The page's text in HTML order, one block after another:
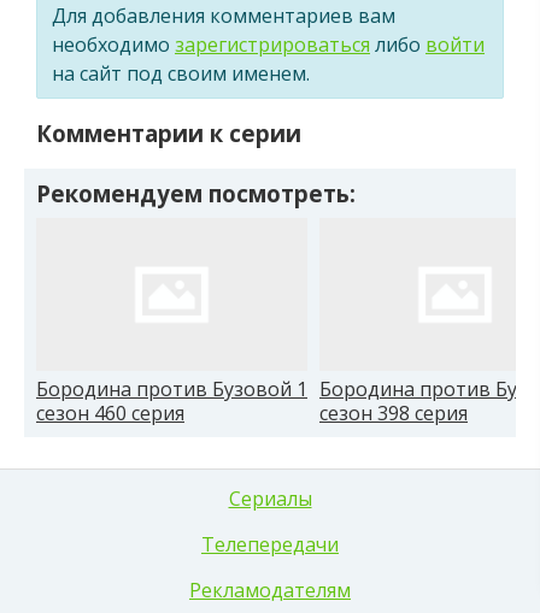
Для добавления комментариев вам
необходимо зарегистрироваться либо войти
на сайт под своим именем.
Комментарии к серии
Рекомендуем посмотреть:
Бородина против Бузовой 1
сезон 460 серия
Бородина против
сезон 398 серия
Сериалы
Телепередачи
Рекламодателям